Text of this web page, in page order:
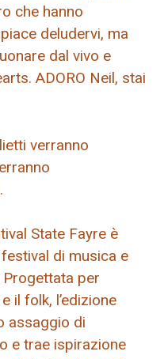
che hanno
deludervi, ma
dal vivo e
ADORO Neil, stai
verranno
State Fayre è
di musica e
Progettata per
il folk, l’edizione
assaggio di
e trae ispirazione